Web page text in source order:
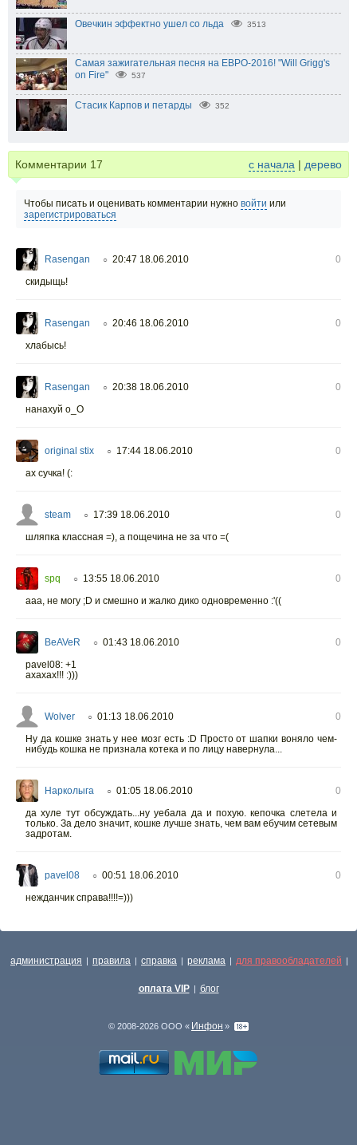
Овечкин эффектно ушел со льда 3513
Самая зажигательная песня на ЕВРО-2016! "Will Grigg's
on Fire"
537
Стасик Карпов и петарды 352
Комментарии 17 с начала | дерево
Чтобы писать и оценивать комментарии нужно войти или
зарегистрироваться
Rasengan ○ 20:47 18.06.2010
0
скидыщь!
Rasengan ○ 20:46 18.06.2010
0
хлабысь!
Rasengan ○ 20:38 18.06.2010
0
нанахуй о_О
original stix ○ 17:44 18.06.2010
0
ах сучка! (:
steam ○ 17:39 18.06.2010
0
шляпка классная =), а пощечина не за что =(
spq ○ 13:55 18.06.2010
0
ааа, не могу ;D и смешно и жалко дико одновременно :'((
BeAVeR ○ 01:43 18.06.2010
0
pavel08: +1
ахахах!!! :)))
Wolver ○ 01:13 18.06.2010
0
Ну да кошке знать у нее мозг есть :D Просто от шапки воняло чем-
нибудь кошка не признала котека и по лицу навернула...
Нарколыга ○ 01:05 18.06.2010
0
да хуле тут обсуждать...ну уебала да и похую. кепочка слетела и
только. За дело значит, кошке лучше знать, чем вам ебучим сетевым
задротам.
pavel08 ○ 00:51 18.06.2010
0
нежданчик справа!!!!=)))
администрация | правила | справка | реклама | для правообладателей |
оплата VIP | блог
© 2008-2026 ООО « Инфон »